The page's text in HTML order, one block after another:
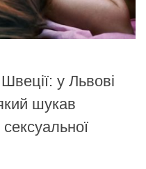
у Львові
шукав